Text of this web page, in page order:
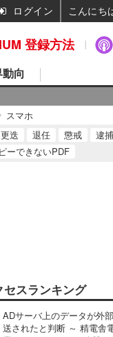
向
スマホ
更迭 退任 懲戒
逮捕
ーできないPDF
セスランキング
ADサーバ上のデータが外
送されたと判断 ～ 精電舎
登録方法
ログイン こんにち